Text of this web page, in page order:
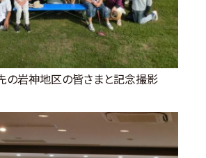
の岩神地区の皆さまと記念撮影